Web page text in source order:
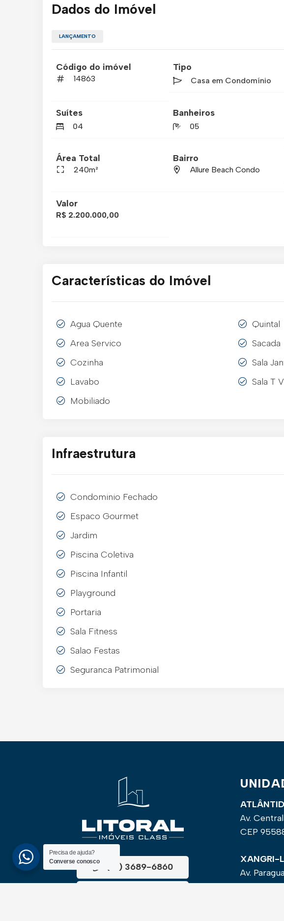
Dados do Imóvel
LANÇAMENTO
Código do imóvel
14863
Tipo
Casa em Condomínio
Suítes
04
Banheiros
05
Área Total
240m²
Bairro
Allure Beach Condo
Valor
R$ 2.200.000,00
Características do Imóvel
Agua Quente
Area Servico
Cozinha
Lavabo
Mobiliado
Quintal
Sacada
Sala
Sala T V
Infraestrutura
Condominio Fechado
Espaco Gourmet
Jardim
Piscina Coletiva
Piscina Infantil
Playground
Portaria
Sala Fitness
Salao Festas
Seguranca Patrimonial
(51) 3689-6860
Av.
CEP
XANGRI-
Av.
CEP
Precisa de ajuda?
Converse conosco